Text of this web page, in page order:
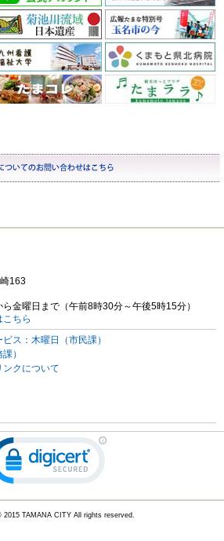
163
金曜日まで（午前8時30分～午後5時15分）
ちら
ス：木曜日（市民課）
）
ンクについて
2015 TAMANA CITY All rights reserved.